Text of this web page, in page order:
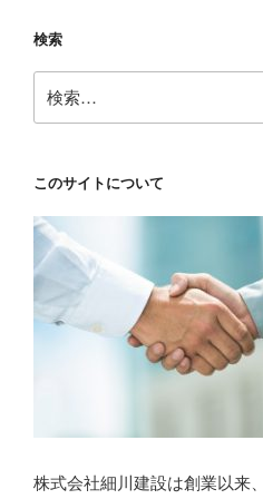
検索
索:
このサイトについて
株式会社細川建設は創業以来